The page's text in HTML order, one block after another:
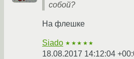
собой?
На флешке
Siado ★★★★★
18.08.2017 14:12:04